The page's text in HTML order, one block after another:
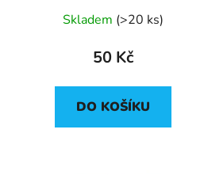
Skladem (>20 ks)
50 Kč
DO KOŠÍKU